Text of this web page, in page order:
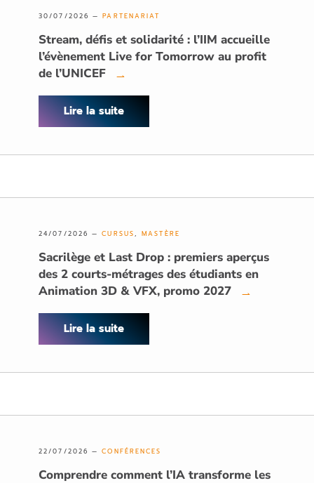
30/07/2026 —PARTENARIAT
Stream, défis et solidarité : l’IIM accueille
l’évènement Live for Tomorrow au profit
de l’UNICEF
→
Lire la suite
24/07/2026 —CURSUS,MASTÈRE
Sacrilège et Last Drop : premiers aperçus
des 2 courts-métrages des étudiants en
Animation 3D & VFX, promo 2027
→
Lire la suite
22/07/2026 —CONFÉRENCES
Comprendre comment l’IA transforme les